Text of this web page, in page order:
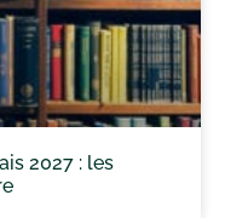
2027 : les